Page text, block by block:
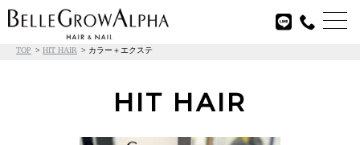

TOP HIT HAIR カラー＋エクステ
HIT HAIR